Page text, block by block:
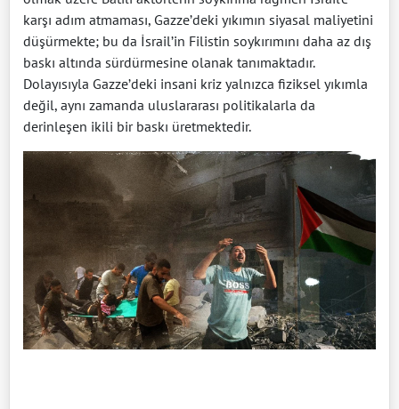
karşı adım atmaması, Gazze’deki yıkımın siyasal maliyetini
düşürmekte; bu da İsrail’in Filistin soykırımını daha az dış
baskı altında sürdürmesine olanak tanımaktadır.
Dolayısıyla Gazze’deki insani kriz yalnızca fiziksel yıkımla
değil, aynı zamanda uluslararası politikalarla da
derinleşen ikili bir baskı üretmektedir.